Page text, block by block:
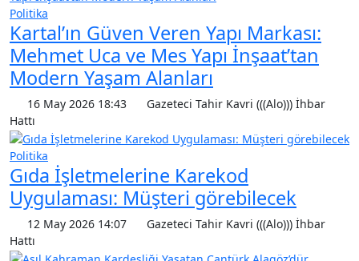
Politika
Kartal’ın Güven Veren Yapı Markası:
Mehmet Uca ve Mes Yapı İnşaat’tan
Modern Yaşam Alanları
16 May 2026 18:43
Gazeteci Tahir Kavri (((Alo))) İhbar
Hattı
Politika
Gıda İşletmelerine Karekod
Uygulaması: Müşteri görebilecek
12 May 2026 14:07
Gazeteci Tahir Kavri (((Alo))) İhbar
Hattı